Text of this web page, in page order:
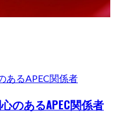
のあるAPEC関係者